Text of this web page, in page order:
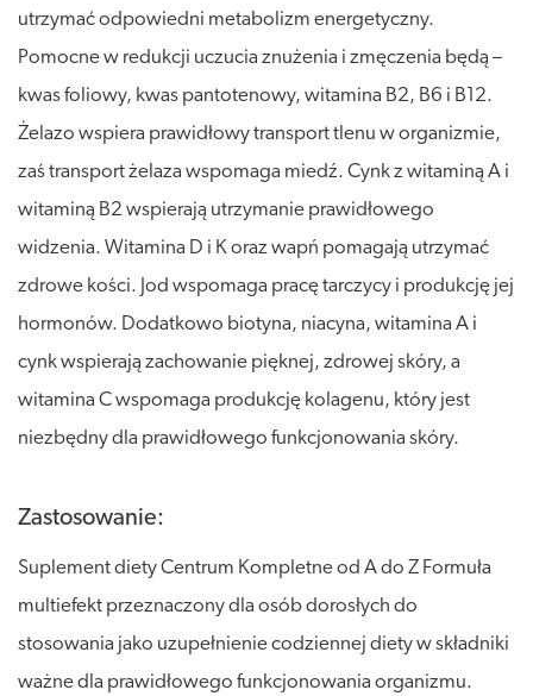
utrzymać odpowiedni metabolizm energetyczny.
Pomocne w redukcji uczucia znużenia i zmęczenia będą –
kwas foliowy, kwas pantotenowy, witamina B2, B6 i B12.
Żelazo wspiera prawidłowy transport tlenu w organizmie,
zaś transport żelaza wspomaga miedź. Cynk z witaminą A i
witaminą B2 wspierają utrzymanie prawidłowego
widzenia. Witamina D i K oraz wapń pomagają utrzymać
zdrowe kości. Jod wspomaga pracę tarczycy i produkcję jej
hormonów. Dodatkowo biotyna, niacyna, witamina A i
cynk wspierają zachowanie pięknej, zdrowej skóry, a
witamina C wspomaga produkcję kolagenu, który jest
niezbędny dla prawidłowego funkcjonowania skóry.
Zastosowanie:
Suplement diety Centrum Kompletne od A do Z Formuła
multiefekt przeznaczony dla osób dorosłych do
stosowania jako uzupełnienie codziennej diety w składniki
ważne dla prawidłowego funkcjonowania organizmu.